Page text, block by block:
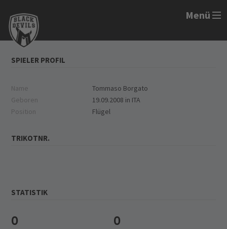
Menü
SPIELER PROFIL
Name
Tommaso Borgato
Geboren
19.09.2008 in ITA
Position
Flügel
TRIKOTNR.
STATISTIK
0 0